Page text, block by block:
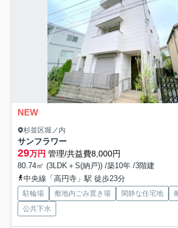
NEW
杉並区堀ノ内
サンフラワー
29万円 管理/共益費8,000円
80.74㎡ (3LDK＋S(納戸)) /築10年 /3階建
中央線「高円寺」駅 徒歩23分
駐輪場 敷地内ごみ置き場 閑静な住宅地
公共下水